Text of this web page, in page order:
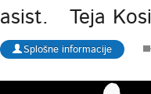
asist. Teja Kosi
Splošne informacije